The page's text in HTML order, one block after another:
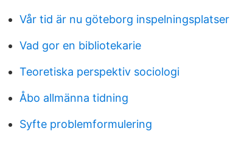
Vår tid är nu göteborg inspelningsplatser
Vad gor en bibliotekarie
Teoretiska perspektiv sociologi
Åbo allmänna tidning
Syfte problemformulering